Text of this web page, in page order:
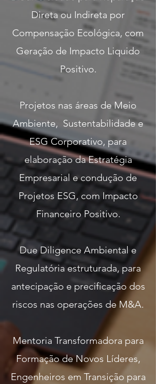
Direta ou Indireta por
Compensação Ecológica, com
Geração de Impacto Liquido
Positivo.
Projetos nas áreas de Meio
Ambiente, Sustentabilidade e
ESG Corporativo, para
elaboração da Estratégia
Empresarial e condução de
Projetos ESG, com Impacto
Financeiro Positivo.
Due Diligence Ambiental e
Regulatória estruturada, para
antecipação e precificação dos
riscos nas operações de M&A.
​​Mentoria Transformadora para
Formação de Novos Líderes,
Engenheiros em Transição para